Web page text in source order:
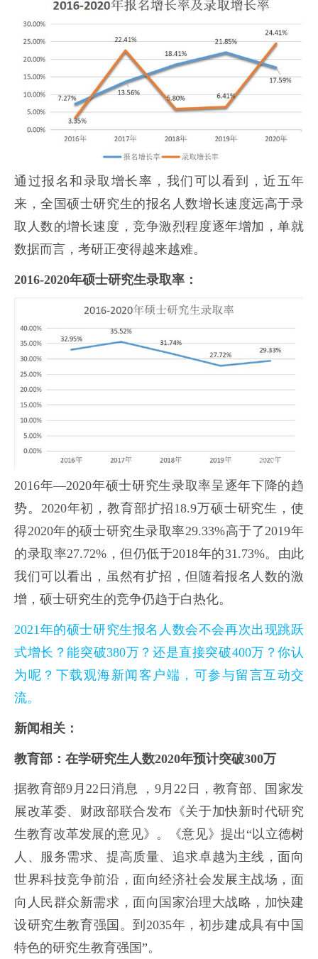
通过报名和录取增长率，我们可以看到，近五年
来，全国硕士研究生的报名人数增长速度远高于录
取人数的增长速度，竞争激烈程度逐年增加，单就
数据而言，考研正变得越来越难。
2016-2020年硕士研究生录取率：
2016年—2020年硕士研究生录取率呈逐年下降的趋
势。2020年初，教育部扩招18.9万硕士研究生，使
得2020年的硕士研究生录取率29.33%高于了2019年
的录取率27.72%，但仍低于2018年的31.73%。由此
我们可以看出，虽然有扩招，但随着报名人数的激
增，硕士研究生的竞争仍趋于白热化。
2021年的硕士研究生报名人数会不会再次出现跳跃
式增长？能突破380万？还是直接突破400万？你认
为呢？下载观海新闻客户端，可参与留言互动交
流。
新闻相关：
教育部：在学研究生人数2020年预计突破300万
据教育部9月22日消息 ，9月22日，教育部、国家发
展改革委、财政部联合发布《关于加快新时代研究
生教育改革发展的意见》。《意见》提出“以立德树
人、服务需求、提高质量、追求卓越为主线，面向
世界科技竞争前沿，面向经济社会发展主战场，面
向人民群众新需求，面向国家治理大战略，加快建
设研究生教育强国。到2035年，初步建成具有中国
特色的研究生教育强国”。